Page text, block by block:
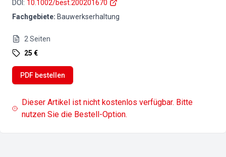
DOI : 10.1002/best.200201670
Fachgebiete: Bauwerkserhaltung
2 Seiten
25 €
PDF bestellen
Dieser Artikel ist nicht kostenlos verfügbar. Bitte
nutzen Sie die Bestell-Option.